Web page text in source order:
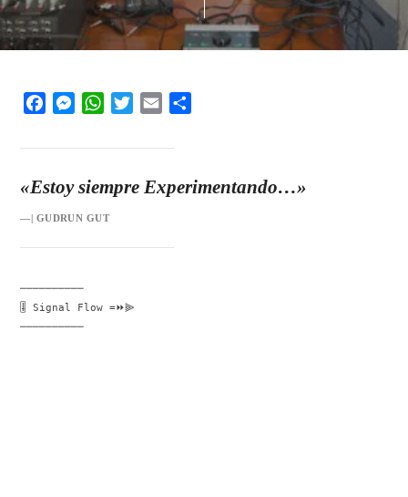
FacebookMessengerWhatsAppTwitterEmail
«Estoy siempre Experimentando…»
—| GUDRUN GUT
──────────
🎚️ Signal Flow =⏩⫸
──────────